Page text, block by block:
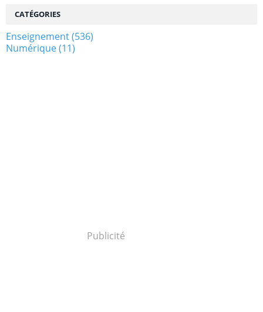
CATÉGORIES
Enseignement(536)
Numérique(11)
Publicité